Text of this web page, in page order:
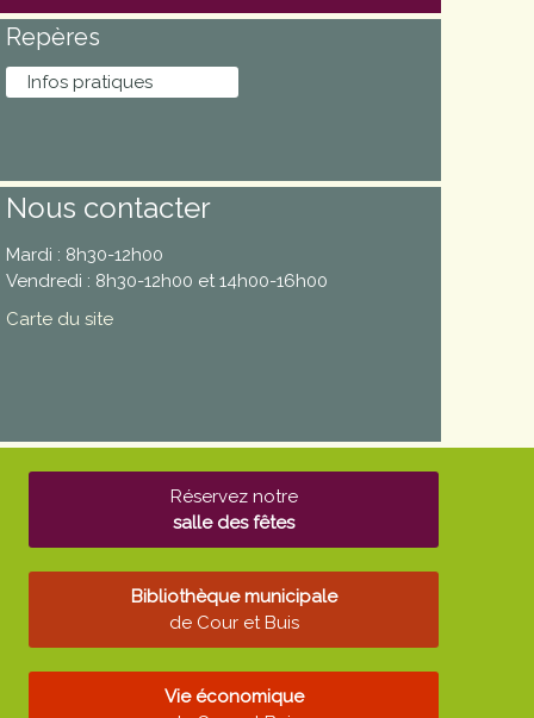
Repères
Infos pratiques
Nous contacter
Mardi : 8h30-12h00
Vendredi : 8h30-12h00 et 14h00-16h00
Carte du site
Réservez notre
salle des fêtes
Bibliothèque municipale
de Cour et Buis
Vie économique